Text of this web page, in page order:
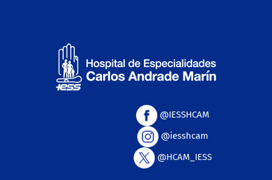
@IESSHCAM
@iesshcam
@HCAM_IESS